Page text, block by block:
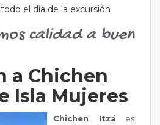
el día de la excursión
calidad a buen
a Chichen
Isla Mujeres
Chichen Itzá es